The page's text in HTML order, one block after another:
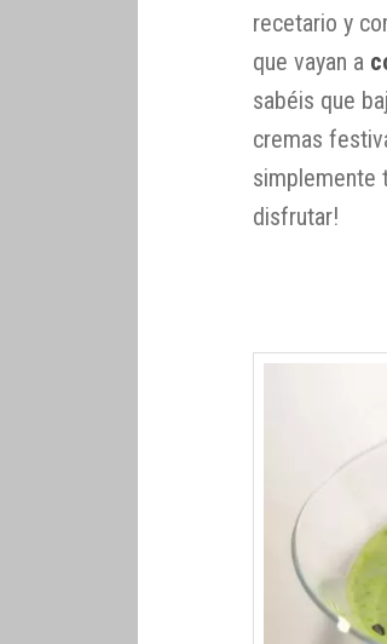
recetario y
que vayan a
sabéis que
cremas
simplemente
disfrutar!